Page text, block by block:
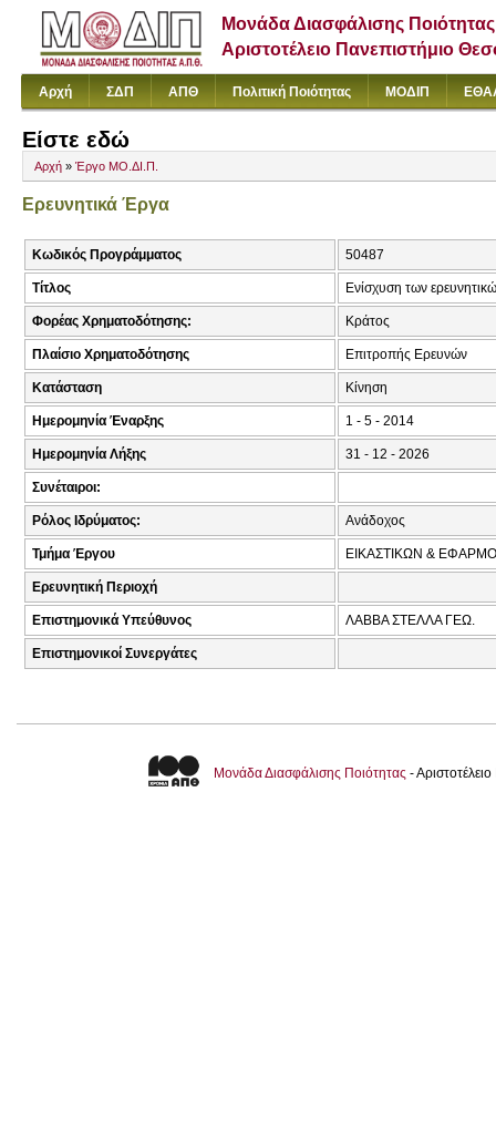
Μονάδα Διασφάλισης Ποιότητας
Αριστοτέλειο Πανεπιστήμιο
Αρχή ΣΔΠ ΑΠΘ Πολιτική Ποιότητας ΜΟΔΙΠ
Είστε εδώ
Αρχή » Έργο ΜΟ.ΔΙ.Π.
Ερευνητικά Έργα
Κωδικός Προγράμματος 50487
Τίτλος Ενίσχυση των
Φορέας Χρηματοδότησης: Κράτος
Πλαίσιο Χρηματοδότησης Επιτροπής Ερευνών
Κατάσταση Κίνηση
Ημερομηνία Έναρξης 1 - 5 - 2014
Ημερομηνία Λήξης 31 - 12 - 2026
Συνέταιροι:
Ρόλος Ιδρύματος: Ανάδοχος
Τμήμα Έργου ΕΙΚΑΣΤΙΚΩΝ &
Ερευνητική Περιοχή
Επιστημονικά Υπεύθυνος ΛΑΒΒΑ ΣΤΕΛΛΑ ΓΕΩ.
Επιστημονικοί Συνεργάτες
Μονάδα Διασφάλισης Ποιότητας -